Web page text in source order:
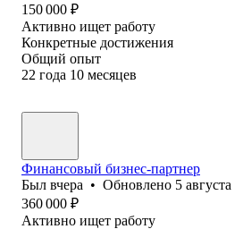
150 000 ₽
Активно ищет работу
Конкретные достижения
Общий опыт
22 года 10 месяцев
Финансовый бизнес-партнер
Был вчера • Обновлено 5 августа
360 000 ₽
Активно ищет работу